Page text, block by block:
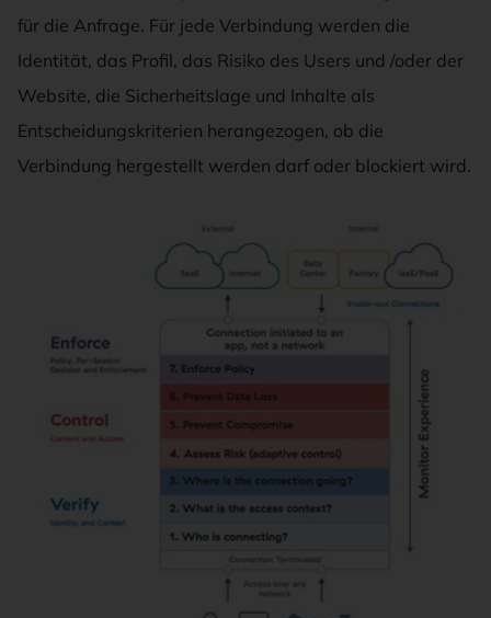
für die Anfrage. Für jede Verbindung werden die
Identität, das Profil, das Risiko des Users und /oder der
Website, die Sicherheitslage und Inhalte als
Entscheidungskriterien herangezogen, ob die
Verbindung hergestellt werden darf oder blockiert wird.